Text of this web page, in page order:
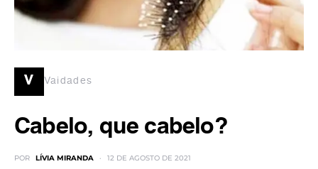
v Vaidades
Cabelo, que cabelo?
POR LÍVIA MIRANDA 12 DE AGOSTO DE 2021